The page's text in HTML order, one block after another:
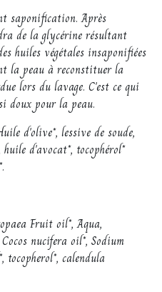
saponification. Après
de la glycérine résultant
huiles végétales insaponifiées
la peau à reconstituer la
lors du lavage. C'est ce qui
doux pour la peau.
d'olive*, lessive de soude,
d'avocat*, tocophérol*
Fruit oil*, Aqua,
nucifera oil*, Sodium
calendula